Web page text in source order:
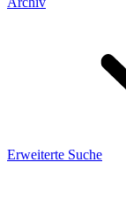
Erweiterte Suche